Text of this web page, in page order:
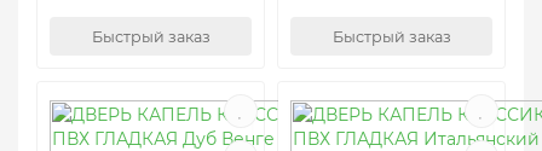
Быстрый заказ Быстрый заказ